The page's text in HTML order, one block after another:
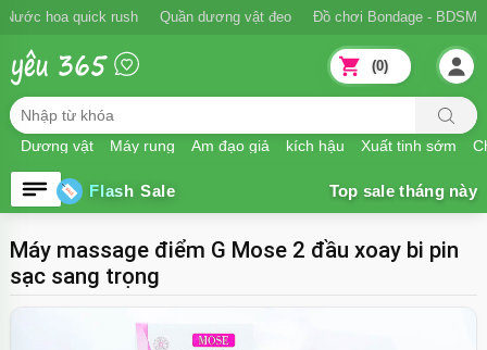
Nước hoa quick rush Quần dương vật đeo Đồ chơi Bondage - BDSM
Dương vật Máy rung Âm đạo giả kích hậu Xuất tinh sớm
(0)
Flash Sale
Máy massage điểm G Mose 2 đầu xoay bi pin
sạc sang trọng